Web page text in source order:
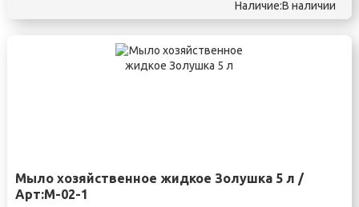
Наличие:В наличии
Мыло хозяйственное жидкое Золушка 5 л /
Арт:М-02-1